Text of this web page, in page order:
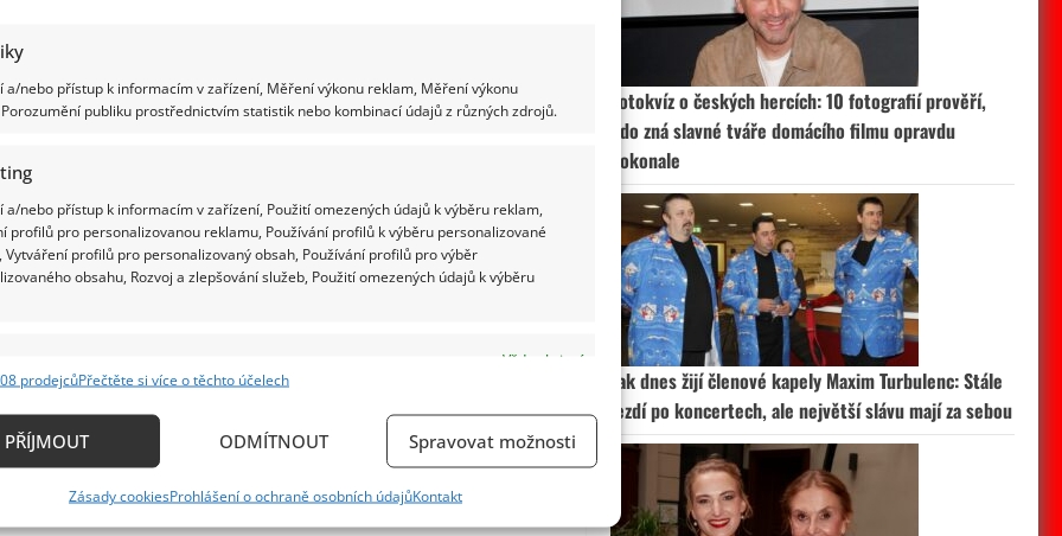
a/nebo přístup k informacím v zařízení, Měření výkonu reklam, Měření výkonu
publiku prostřednictvím statistik nebo kombinací údajů z různých zdrojů.
a/nebo přístup k informacím v zařízení, Použití omezených údajů k výběru reklam,
profilů pro personalizovanou reklamu, Používání profilů k výběru personalizované
Vytváření profilů pro personalizovaný obsah, Používání profilů pro výběr
obsahu, Rozvoj a zlepšování služeb, Použití omezených údajů k výběru
Vždy aktivní
zařízení na základě automaticky přenášených informací.
aktivně požadovaných informací.
prodejcůPřečtěte si více o těchto účelech
PŘÍJMOUT ODMÍTNOUT Spravovat možnosti
Zásady cookiesProhlášení o ochraně osobních údajůKontakt
Česku,
ale
i
nezapře
Fotokvíz o českých hercích: 10 fotografií prověří,
kdo zná slavné tváře domácího filmu opravdu
dokonale
Jak dnes žijí členové kapely Maxim Turbulenc: Stále
jezdí po koncertech, ale největší slávu mají za sebou